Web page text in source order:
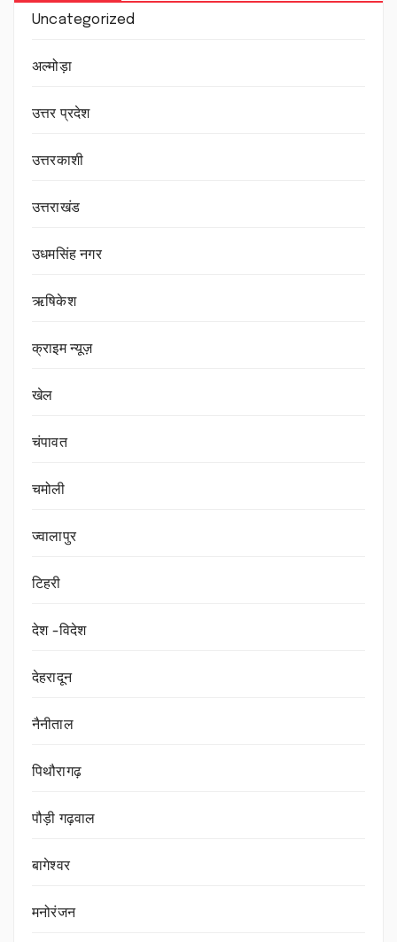
Uncategorized
अल्मोड़ा
उत्तर प्रदेश
उत्तरकाशी
उत्तराखंड
उधमसिंह नगर
ऋषिकेश
क्राइम न्यूज़
खेल
चंपावत
चमोली
ज्वालापुर
टिहरी
देश -विदेश
देहरादून
नैनीताल
पिथौरागढ़
पौड़ी गढ़वाल
बागेश्वर
मनोरंजन